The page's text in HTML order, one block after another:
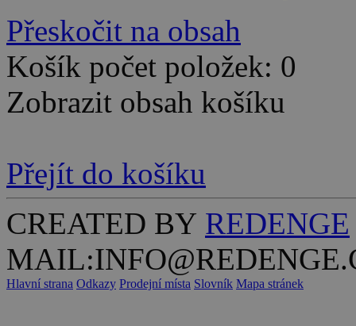
Přeskočit na obsah
Košík počet položek: 0
Zobrazit obsah košíku
Přejít do košíku
CREATED BY REDENGE
Hlavní strana Odkazy Prodejní místa Slovník Mapa stránek